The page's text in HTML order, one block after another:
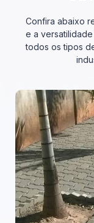
Confira abaixo
e a
todos os tipos